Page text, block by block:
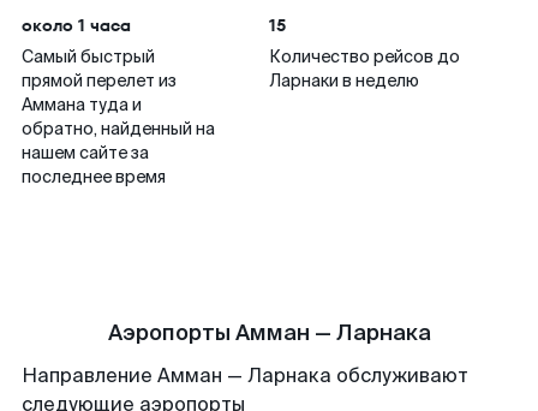
около 1 часа
Самый быстрый
прямой перелет из
Аммана туда и
обратно, найденный на
нашем сайте за
последнее время
15
Количество рейсов до
Ларнаки в неделю
Аэропорты Амман — Ларнака
Направление Амман — Ларнака обслуживают
следующие аэропорты